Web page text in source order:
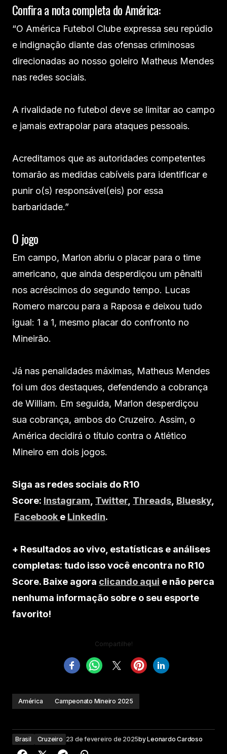
Confira a nota completa do América:
“O América Futebol Clube expressa seu repúdio
e indignação diante das ofensas criminosas
direcionadas ao nosso goleiro Matheus Mendes
nas redes sociais.
A rivalidade no futebol deve se limitar ao campo
e jamais extrapolar para ataques pessoais.
Acreditamos que as autoridades competentes
tomarão as medidas cabíveis para identificar e
punir o(s) responsável(eis) por essa
barbaridade.”
O jogo
Em campo, Marlon abriu o placar para o time
americano, que ainda desperdiçou um pênalti
nos acréscimos do segundo tempo. Lucas
Romero marcou para a Raposa e deixou tudo
igual: 1 a 1, mesmo placar do confronto no
Mineirão.
Já nas penalidades máximas, Matheus Mendes
foi um dos destaques, defendendo a cobrança
de William. Em seguida, Marlon desperdiçou
sua cobrança, ambos do Cruzeiro. Assim, o
América decidirá o título contra o Atlético
Mineiro em dois jogos.
Siga as redes sociais do R10
Score: Instagram, Twitter, Threads, Bluesky,
Facebook e Linkedin.
+ Resultados ao vivo, estatísticas e análises
completas: tudo isso você encontra no R10
Score. Baixe agora clicando aqui e não perca
nenhuma informação sobre o seu esporte
favorito!
Compartilhe!
América Campeonato Mineiro 2025
Brasil Cruzeiro 23 de fevereiro de 2025byLeonardo Cardoso